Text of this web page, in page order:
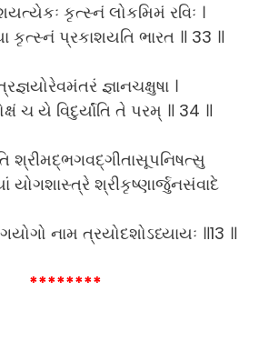
કૃત્સ્નં લોકમિમં રવિઃ ।
કૃત્સ્નં પ્રકાશયતિ ભારત ॥ 33 ॥
જ્ઞાનચક્ષુષા ।
ચ યે વિદુર્યાંતિ તે પરમ્ ॥ 34 ॥
શ્રીમદ્ભગવદ્ગીતાસૂપનિષત્સુ
યોગશાસ્ત્રે શ્રીકૃષ્ણાર્જુનસંવાદે
નામ ત્રયોદશોઽધ્યાયઃ ॥13 ॥
********